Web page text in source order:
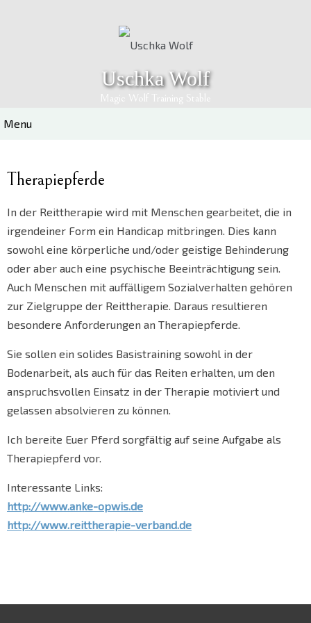
Uschka Wolf
Magic Wolf Training Stable
Menu
Therapiepferde
In der Reittherapie wird mit Menschen gearbeitet, die in
irgendeiner Form ein Handicap mitbringen. Dies kann
sowohl eine körperliche und/oder geistige Behinderung
oder aber auch eine psychische Beeinträchtigung sein.
Auch Menschen mit auffälligem Sozialverhalten gehören
zur Zielgruppe der Reittherapie. Daraus resultieren
besondere Anforderungen an Therapiepferde.
Sie sollen ein solides Basistraining sowohl in der
Bodenarbeit, als auch für das Reiten erhalten, um den
anspruchsvollen Einsatz in der Therapie motiviert und
gelassen absolvieren zu können.
Ich bereite Euer Pferd sorgfältig auf seine Aufgabe als
Therapiepferd vor.
Interessante Links:
http://www.anke-opwis.de
http://www.reittherapie-verband.de